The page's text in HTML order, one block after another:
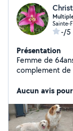
Sainte-
-/5
Présentation
Femme de
complement de
Aucun avis